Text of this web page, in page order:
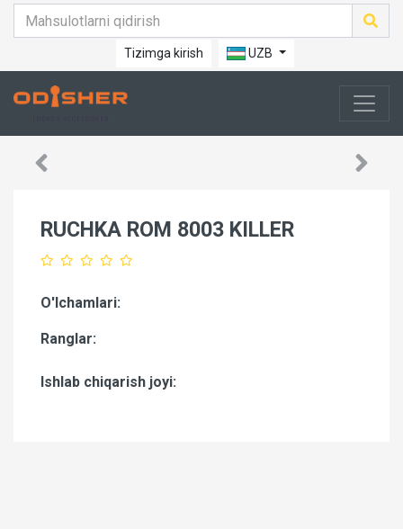
Tizimga kirish UZB
RUCHKA ROM 8003 KILLER
O'lchamlari:
Ranglar:
Ishlab chiqarish joyi: